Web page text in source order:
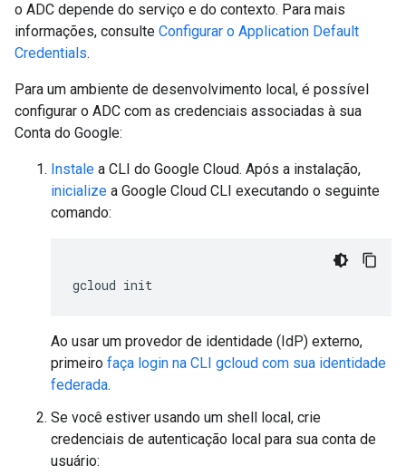
o ADC depende do serviço e do contexto. Para mais
informações, consulte Configurar o Application Default
Credentials.
Para um ambiente de desenvolvimento local, é possível
configurar o ADC com as credenciais associadas à sua
Conta do Google:
Instale a CLI do Google Cloud. Após a instalação,
inicialize a Google Cloud CLI executando o seguinte
comando:
gcloud init
Ao usar um provedor de identidade (IdP) externo,
primeiro faça login na CLI gcloud com sua identidade
federada.
Se você estiver usando um shell local, crie
credenciais de autenticação local para sua conta de
usuário: